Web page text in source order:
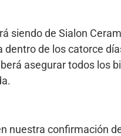
siendo de Sialon
de los catorce
asegurar todos los
nuestra confirmación